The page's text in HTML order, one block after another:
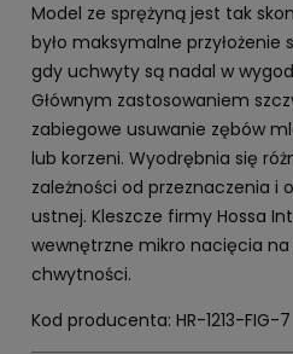
Model ze sprężyną jest tak
było maksymalne przyłożenie
gdy uchwyty są nadal w
Głównym zastosowaniem
zabiegowe usuwanie zębów
lub korzeni. Wyodrębnia się
zależności od przeznaczenia i
ustnej. Kleszcze firmy Hossa
wewnętrzne mikro nacięcia
chwytności.
Kod producenta: HR-1213-FIG-7